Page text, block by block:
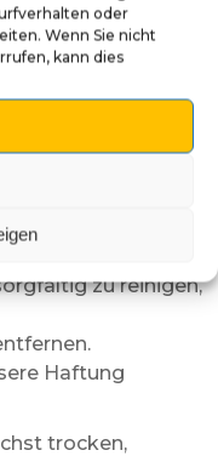
oder
Wenn Sie nicht
kann dies
letztes Spiel“-
zu reinigen,
Haftung
trocken,